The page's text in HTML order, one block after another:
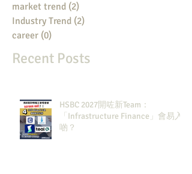
market trend (2)
Industry Trend (2)
career (0)
Recent Posts
HSBC 2027開咗新Team：
「Infrastructure Finance」會易入
啲？